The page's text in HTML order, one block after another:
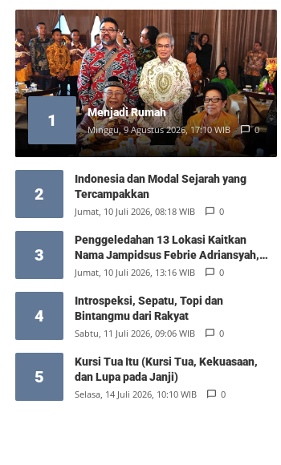
1 Menjadi Rumah
Minggu, 9 Agustus 2026, 17:10 WIB 0
2
Indonesia dan Modal Sejarah yang
Tercampakkan
Jumat, 10 Juli 2026, 08:18 WIB 0
3
Penggeledahan 13 Lokasi Kaitkan
Nama Jampidsus Febrie Adriansyah,
Polisi Sita Rp476 Miliar dan 74 Kg Emas
Jumat, 10 Juli 2026, 13:16 WIB 0
4
Introspeksi, Sepatu, Topi dan
Bintangmu dari Rakyat
Sabtu, 11 Juli 2026, 09:06 WIB 0
5
Kursi Tua Itu (Kursi Tua, Kekuasaan,
dan Lupa pada Janji)
Selasa, 14 Juli 2026, 10:10 WIB 0